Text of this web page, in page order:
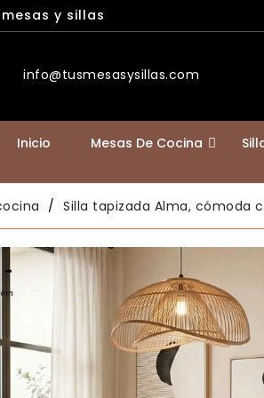
y sillas
info@tusmesasysillas.com
Inicio Mesas De Cocina
Silla tapizada Alma, cómoda